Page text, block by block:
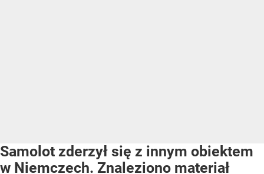
Samolot zderzył się z innym obiektem
w Niemczech. Znaleziono materiał